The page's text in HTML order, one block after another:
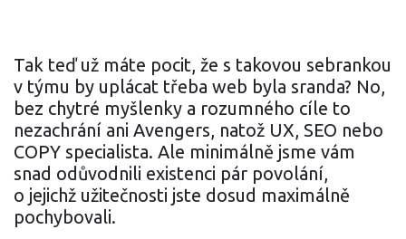
Tak teď už máte pocit, že s takovou sebrankou
v týmu by uplácat třeba web byla sranda? No,
bez chytré myšlenky a rozumného cíle to
nezachrání ani Avengers, natož UX, SEO nebo
COPY specialista. Ale minimálně jsme vám
snad odůvodnili existenci pár povolání,
o jejichž užitečnosti jste dosud maximálně
pochybovali.